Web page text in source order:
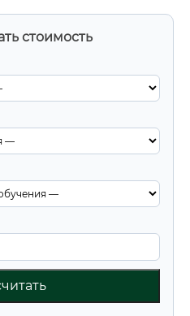
стоимость